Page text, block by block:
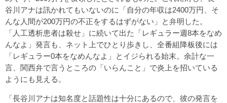
谷川アナは訊かれてもいないのに「自分の年収は2400万円、そ
んな人間が200万円の不正をするはずがない」と弁明した。
「人工透析患者は殺せ」に続いて出た「レギュラー週8本をなめ
んなよ」発言も、ネット上でひとり歩きし、全番組降板後には
「レギュラー0本をなめんなよ」とイジられる始末。余計な一
言、関西弁で言うところの「いらんこと」で炎上を招いている
ようにも見える。
「長谷川アナは知名度と話題性は十分にあるので、彼の発言を